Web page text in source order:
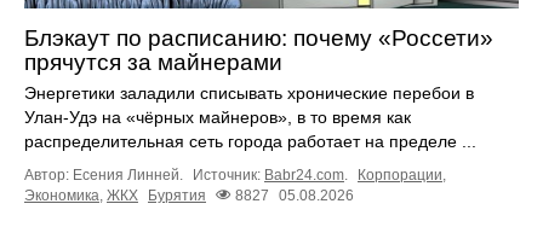
Блэкаут по расписанию: почему «Россети»
прячутся за майнерами
Энергетики заладили списывать хронические перебои в
Улан-Удэ на «чёрных майнеров», в то время как
распределительная сеть города работает на пределе ...
Автор: Есения Линней. Источник: Babr24.com. Корпорации,
Экономика, ЖКХ Бурятия 8827 05.08.2026